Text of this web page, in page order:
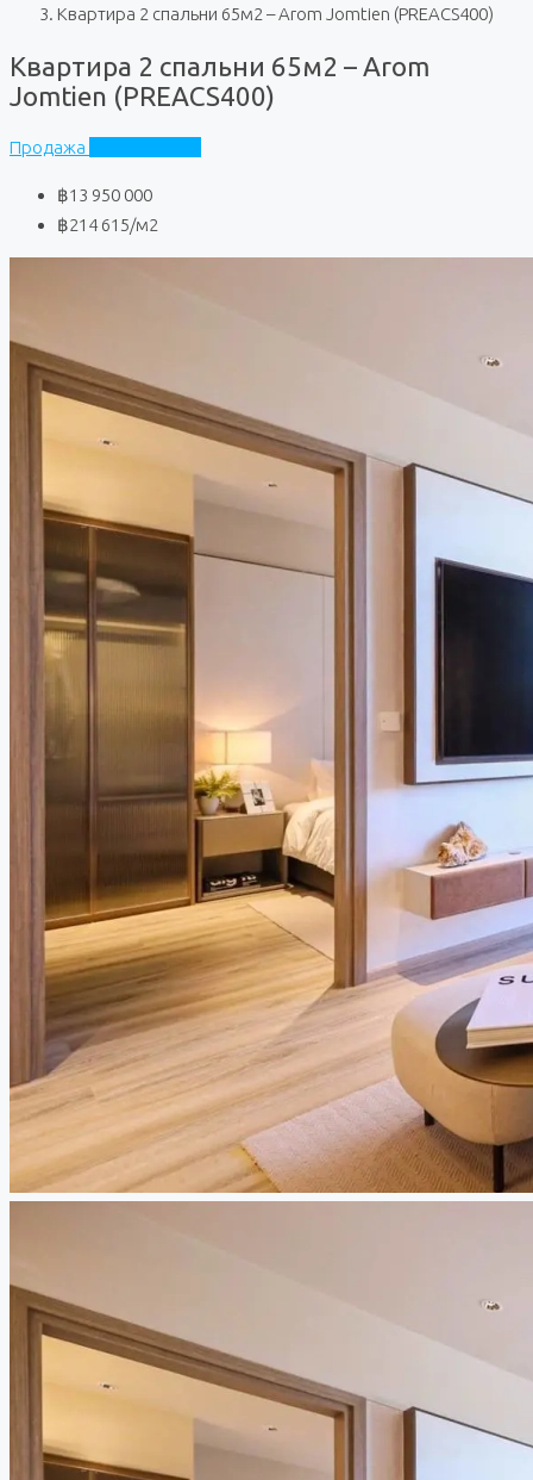
Квартира 2 спальни 65м2 – Arom Jomtien (PREACS400)
Квартира 2 спальни 65м2 – Arom
Jomtien (PREACS400)
Продажа
฿13 950 000
฿214 615/м2